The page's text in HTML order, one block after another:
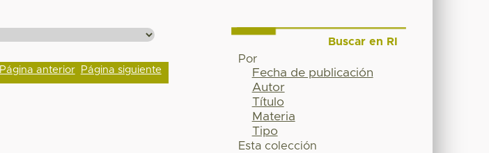
Página anterior Página siguiente
Buscar en RI
Por
Fecha de publicación
Autor
Título
Materia
Tipo
Esta colección